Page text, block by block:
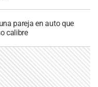
pareja en auto que
calibre